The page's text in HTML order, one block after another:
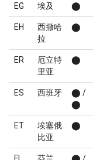
EG 埃及 ⬤
EH
西撒哈
拉
⬤
ER
厄立特
里亚
⬤
ES 西班牙
⬤ /
⬤
ET
埃塞俄
比亚
⬤